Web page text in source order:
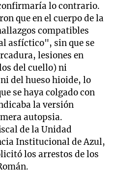
lo contrario.
que en el cuerpo de la
compatibles
asfíctico", sin que se
lesiones en
del cuello) ni
del hueso hioide, lo
se haya colgado con
la versión
autopsia.
de la Unidad
Institucional de Azul,
los arrestos de los